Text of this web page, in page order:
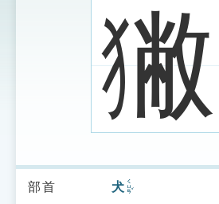
索引選單
獙
部首 犬 ㄑㄩㄢˇ